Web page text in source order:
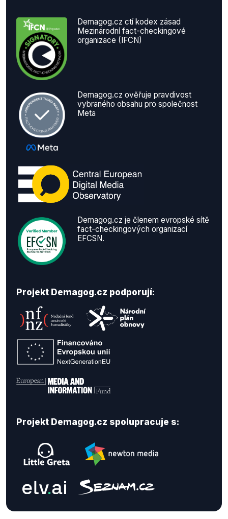
Demagog.cz ctí kodex zásad
Mezinárodní fact-checkingové
organizace (IFCN)
Demagog.cz ověřuje pravdivost
vybraného obsahu pro společnost
Meta
Demagog.cz je členem evropské sítě
fact-checkingových organizací
EFCSN.
Projekt Demagog.cz podporují:
Projekt Demagog.cz spolupracuje s: